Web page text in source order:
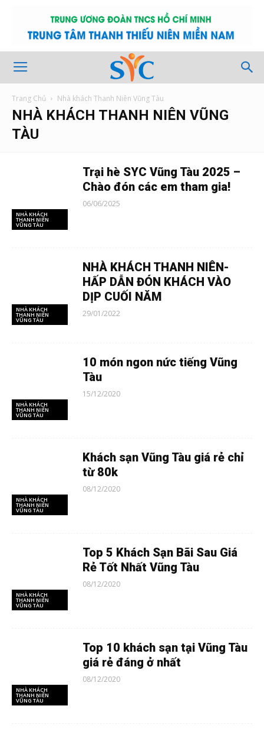
Trang Chủ Nhà khách Thanh Niên Vũng Tàu
NHÀ KHÁCH THANH NIÊN VŨNG
TÀU
NHÀ KHÁCH
THANH NIÊN
VŨNG TÀU
Trại hè SYC Vũng Tàu 2025 –
Chào đón các em tham gia!
06/06/2025
NHÀ KHÁCH
THANH NIÊN
VŨNG TÀU
NHÀ KHÁCH THANH NIÊN-
HẤP DẪN ĐÓN KHÁCH VÀO
DỊP CUỐI NĂM
29/01/2022
NHÀ KHÁCH
THANH NIÊN
VŨNG TÀU
10 món ngon nức tiếng Vũng
Tàu
15/12/2020
NHÀ KHÁCH
THANH NIÊN
VŨNG TÀU
Khách sạn Vũng Tàu giá rẻ chỉ
từ 80k
08/12/2020
NHÀ KHÁCH
THANH NIÊN
VŨNG TÀU
Top 5 Khách Sạn Bãi Sau Giá
Rẻ Tốt Nhất Vũng Tàu
08/12/2020
NHÀ KHÁCH
THANH NIÊN
VŨNG TÀU
Top 10 khách sạn tại Vũng Tàu
giá rẻ đáng ở nhất
08/12/2020